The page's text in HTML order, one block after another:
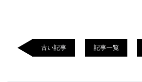
古い記事 記事一覧